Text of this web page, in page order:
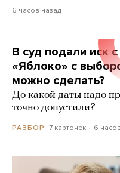
6 часов назад
В суд подали иск
«Яблоко» с
можно сделать?
До какой даты надо
точно допустили?
РАЗБОР 7 карточек 6